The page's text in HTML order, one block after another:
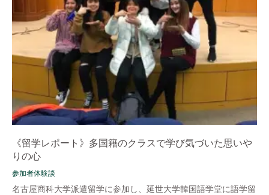
《留学レポート》多国籍のクラスで学び気づいた思いや
りの心
参加者体験談
名古屋商科大学派遣留学に参加し、延世大学韓国語学堂に語学留